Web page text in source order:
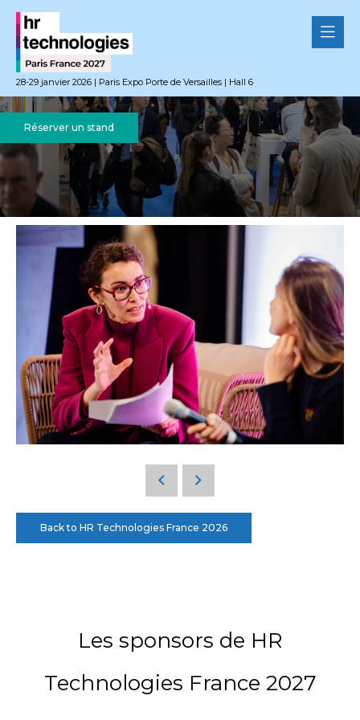
28-29 janvier 2026 | Paris Expo Porte de Versailles | Hall 6
Réserver un stand
Back to HR Technologies France 2026
Les sponsors de HR
Technologies France 2027